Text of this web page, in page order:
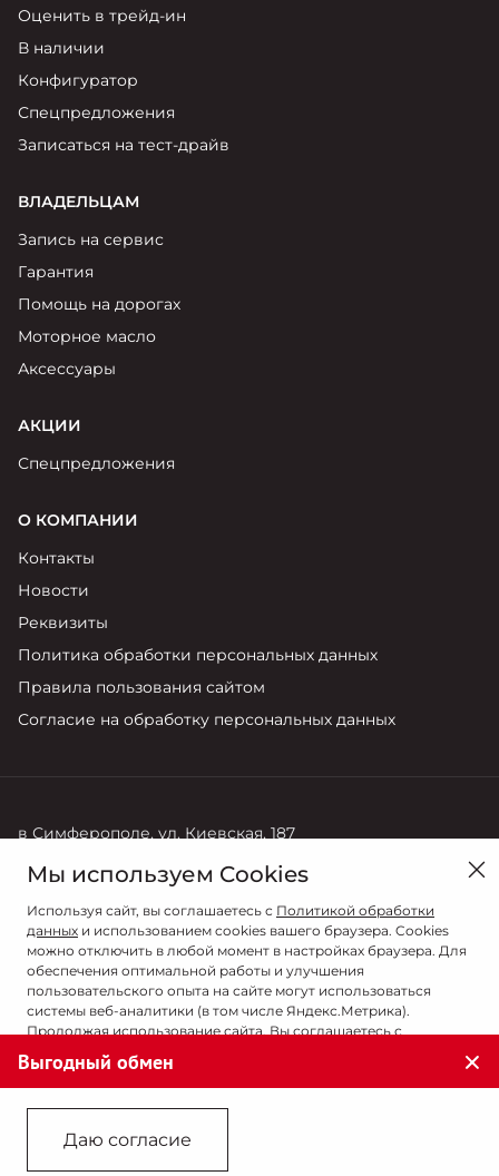
Оценить в трейд-ин
В наличии
Конфигуратор
Спецпредложения
Записаться на тест-драйв
ВЛАДЕЛЬЦАМ
Запись на сервис
Гарантия
Помощь на дорогах
Моторное масло
Аксессуары
АКЦИИ
Спецпредложения
О КОМПАНИИ
Контакты
Новости
Реквизиты
Политика обработки персональных данных
Правила пользования сайтом
Согласие на обработку персональных данных
в Симферополе, ул. Киевская, 187
Продажи
8 (978) 835-38-35
Сервис
8 (978 ) 836-08-08
© АВТОРИТЕТ-М
Мы используем Cookies
Используя сайт, вы соглашаетесь с Политикой обработки
данных и использованием cookies вашего браузера. Cookies
можно отключить в любой момент в настройках браузера. Для
обеспечения оптимальной работы и улучшения
пользовательского опыта на сайте могут использоваться
системы веб-аналитики (в том числе Яндекс.Метрика).
Продолжая использование сайта, Вы соглашаетесь с
применением указанных технологий и размещением cookie-
файлов.
Даю согласие
Выгодный обмен